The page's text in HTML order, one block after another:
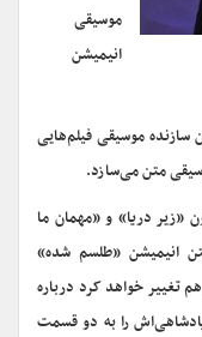
موسیقی
انیمیشن
سازنده موسیقی فیلم‌هایی
متن می‌سازد.
«زیر دریا» و «مهمان ما
انیمیشن «طلسم شده»
تغییر خواهد کرد درباره
را به دو قسمت